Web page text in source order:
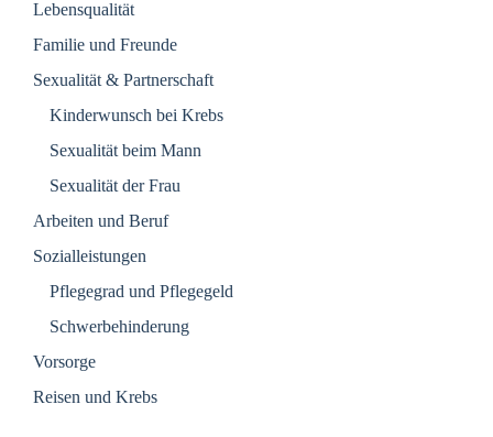
Lebensqualität
Familie und Freunde
Sexualität & Partnerschaft
Kinderwunsch bei Krebs
Sexualität beim Mann
Sexualität der Frau
Arbeiten und Beruf
Sozialleistungen
Pflegegrad und Pflegegeld
Schwerbehinderung
Vorsorge
Reisen und Krebs